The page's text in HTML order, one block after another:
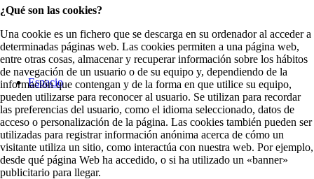
Espacio
¿Qué son las cookies?
Una cookie es un fichero que se descarga en su ordenador al acceder a
determinadas páginas web. Las cookies permiten a una página web,
entre otras cosas, almacenar y recuperar información sobre los hábitos
de navegación de un usuario o de su equipo y, dependiendo de la
información que contengan y de la forma en que utilice su equipo,
pueden utilizarse para reconocer al usuario. Se utilizan para recordar
las preferencias del usuario, como el idioma seleccionado, datos de
acceso o personalización de la página. Las cookies también pueden ser
utilizadas para registrar información anónima acerca de cómo un
visitante utiliza un sitio, como interactúa con nuestra web. Por ejemplo,
desde qué página Web ha accedido, o si ha utilizado un «banner»
publicitario para llegar.